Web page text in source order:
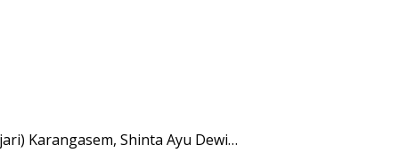
Karangasem, Shinta Ayu Dewi…